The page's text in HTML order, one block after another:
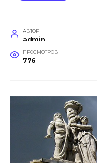
АВТОР
admin
ПРОСМОТРОВ
776